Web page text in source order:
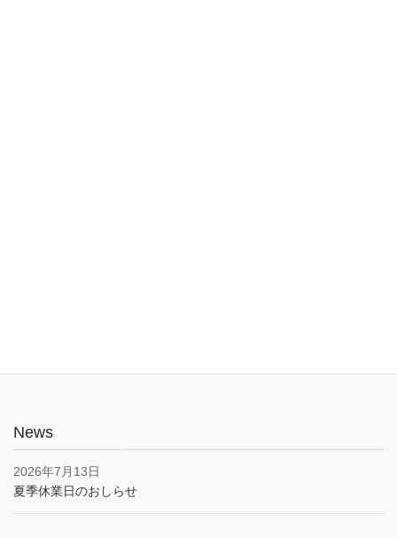
News
2026年7月13日
夏季休業日のおしらせ